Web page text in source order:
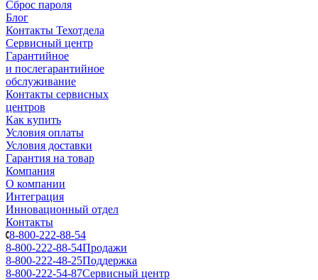
Сброс пароля
Блог
Контакты Техотдела
Сервисный центр
Гарантийное
и послегарантийное
обслуживание
Контакты сервисных
центров
Как купить
Условия оплаты
Условия доставки
Гарантия на товар
Компания
О компании
Интеграция
Инновационный отдел
Контакты
8-800-222-88-54
8-800-222-88-54Продажи
8-800-222-48-25Поддержка
8-800-222-54-87Сервисный центр